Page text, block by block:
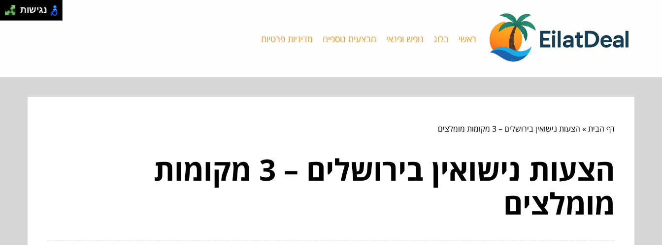
ראשי בלוג נופש ופנאי מבצעים נוספים מדיניות פרטיות
דף הבית» הצעות נישואין בירושלים – 3 מקומות מומלצים
הצעות נישואין בירושלים – 3 מקומות
מומלצים
נגישות